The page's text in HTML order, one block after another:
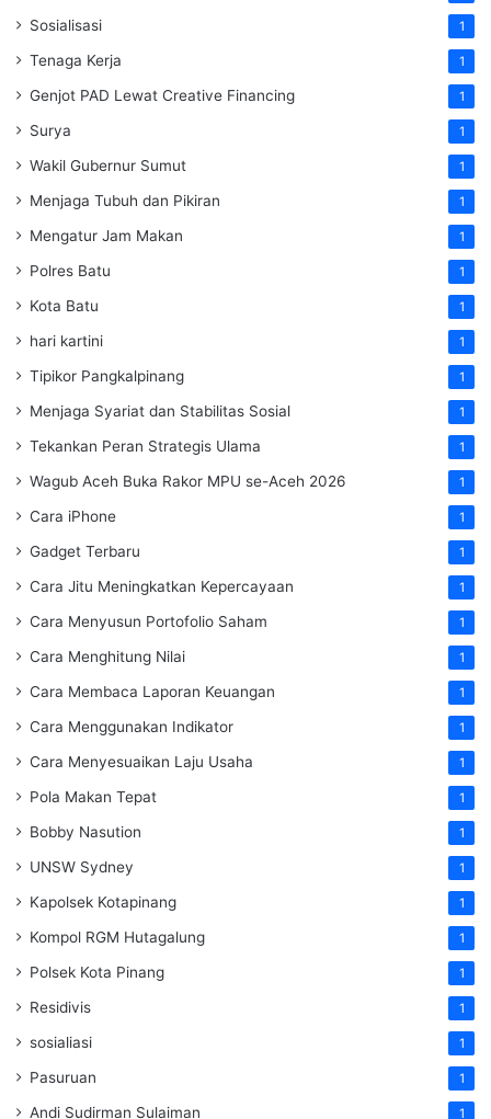
Sosialisasi 1
Tenaga Kerja 1
Genjot PAD Lewat Creative Financing 1
Surya 1
Wakil Gubernur Sumut 1
Menjaga Tubuh dan Pikiran 1
Mengatur Jam Makan 1
Polres Batu 1
Kota Batu 1
hari kartini 1
Tipikor Pangkalpinang 1
Menjaga Syariat dan Stabilitas Sosial 1
Tekankan Peran Strategis Ulama 1
Wagub Aceh Buka Rakor MPU se-Aceh 2026 1
Cara iPhone 1
Gadget Terbaru 1
Cara Jitu Meningkatkan Kepercayaan 1
Cara Menyusun Portofolio Saham 1
Cara Menghitung Nilai 1
Cara Membaca Laporan Keuangan 1
Cara Menggunakan Indikator 1
Cara Menyesuaikan Laju Usaha 1
Pola Makan Tepat 1
Bobby Nasution 1
UNSW Sydney 1
Kapolsek Kotapinang 1
Kompol RGM Hutagalung 1
Polsek Kota Pinang 1
Residivis 1
sosialiasi 1
Pasuruan 1
Andi Sudirman Sulaiman 1